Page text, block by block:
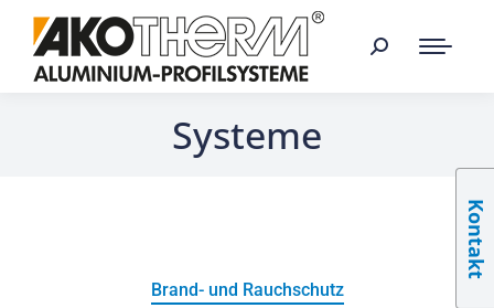
Systeme
Brand- und Rauchschutz
Kontakt